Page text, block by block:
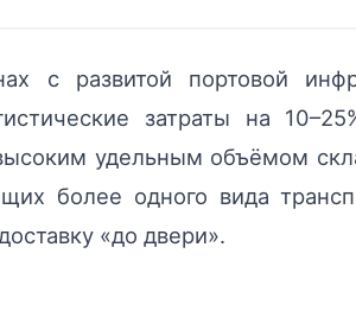
с развитой портовой
затраты на
удельным объёмом
более одного вида
«до двери».